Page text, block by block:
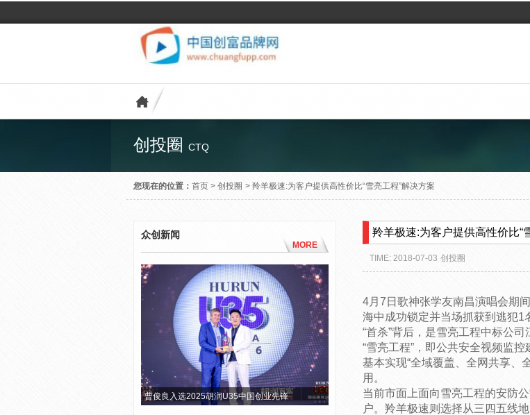
创投圈 CTQ
您现在的位置： 首页 > 创投圈 > 羚羊极速:为客户提供高性价比“雪亮工程”解决方案
众创新闻
MORE
曹俊良入选2025胡润U35中国创业先锋
羚羊极速:为客户提供高性价比“
TIME: 2018-07-03 创投圈
4月7日歌神张学友南昌演唱会期
海中成功锁定并当场抓获到逃犯1
“首杀”背后，是雪亮工程中标公
“雪亮工程”，即公共安全视频监
基本实现“全域覆盖、全网共享、
用。
当前市面上面向雪亮工程的安防
户。羚羊极速则选择从三四五线